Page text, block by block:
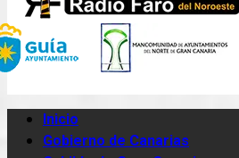
Inicio
Gobierno de Canarias